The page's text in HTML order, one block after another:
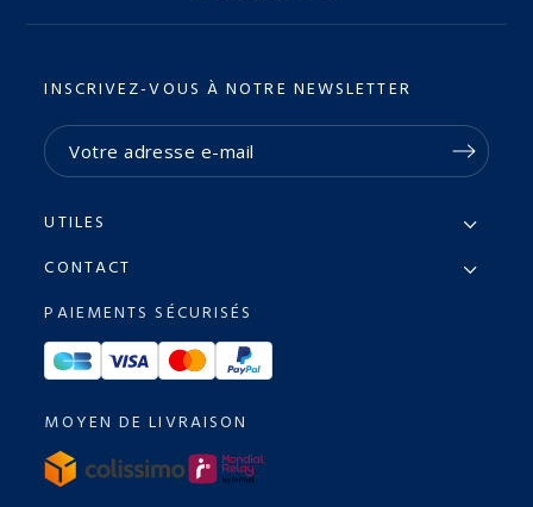
INSCRIVEZ-VOUS À NOTRE NEWSLETTER
UTILES
CONTACT
PAIEMENTS SÉCURISÉS
MOYEN DE LIVRAISON